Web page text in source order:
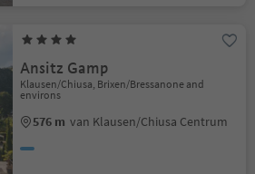
Ansitz Gamp
Klausen/Chiusa, Brixen/Bressanone and
environs
576 m van Klausen/Chiusa Centrum